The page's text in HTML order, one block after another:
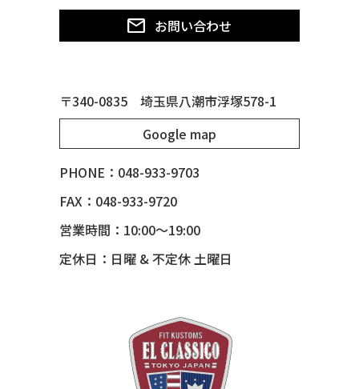
50 CHEVY SUBURBAN
51 MERCURY *ART MORRISON
53 CHEVY BEL-AIR
55 BUICK ROADMASTER
55 CHEVY HANDYMAN WAGON
56 BUICK SPECIAL * 565 *
お問い合わせ
〒340-0835 埼玉県八潮市浮塚578-1
Google map
PHONE：048-933-9703
FAX：048-933-9720
営業時間：10:00～19:00
定休日：日曜 & 不定休 土曜日